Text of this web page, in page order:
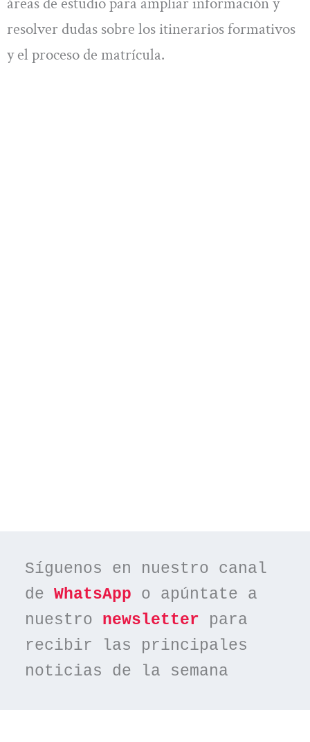
resolver dudas sobre los itinerarios formativos
y el proceso de matrícula.
Síguenos en nuestro canal
de WhatsApp o apúntate a
nuestro newsletter para
recibir las principales
noticias de la semana